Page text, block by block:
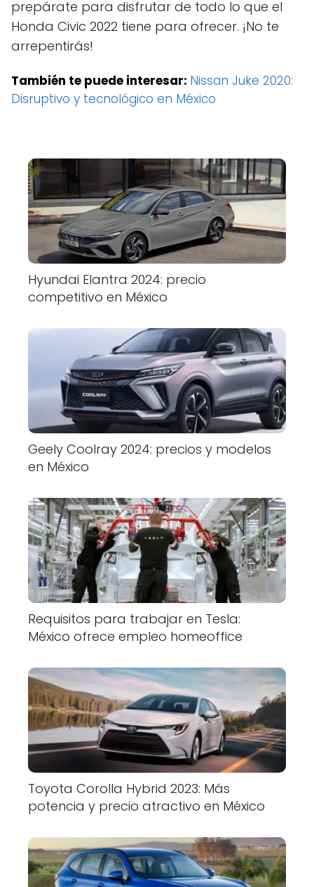
prepárate para disfrutar de todo lo que el
Honda Civic 2022 tiene para ofrecer. ¡No te
arrepentirás!
También te puede interesar: Nissan Juke 2020:
Disruptivo y tecnológico en México
Hyundai Elantra 2024: precio
competitivo en México
Geely Coolray 2024: precios y modelos
en México
Requisitos para trabajar en Tesla:
México ofrece empleo homeoffice
Toyota Corolla Hybrid 2023: Más
potencia y precio atractivo en México